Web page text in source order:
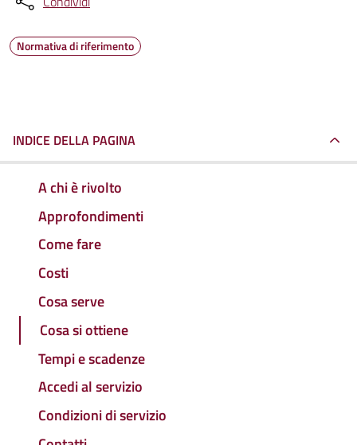
Normativa di riferimento
INDICE DELLA PAGINA
A chi è rivolto
Approfondimenti
Come fare
Costi
Cosa serve
Cosa si ottiene
Tempi e scadenze
Accedi al servizio
Condizioni di servizio